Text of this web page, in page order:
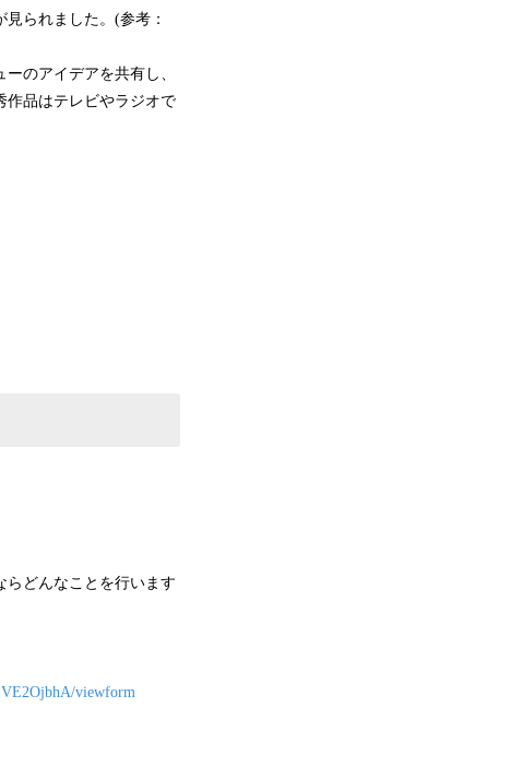
られました。(参考：
のアイデアを共有し、
作品はテレビやラジオで
らどんなことを行います
viewform